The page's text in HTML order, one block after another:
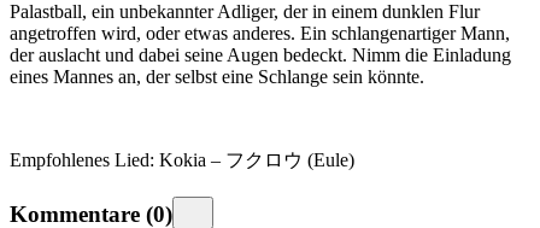
Palastball, ein unbekannter Adliger, der in einem dunklen Flur
angetroffen wird, oder etwas anderes. Ein schlangenartiger Mann,
derauslacht und dabei seine Augen bedeckt. Nimm die Einladung
eines Mannes an, der selbst eine Schlange sein könnte.
Empfohlenes Lied: Kokia – フクロウ (Eule)
Kommentare (0)